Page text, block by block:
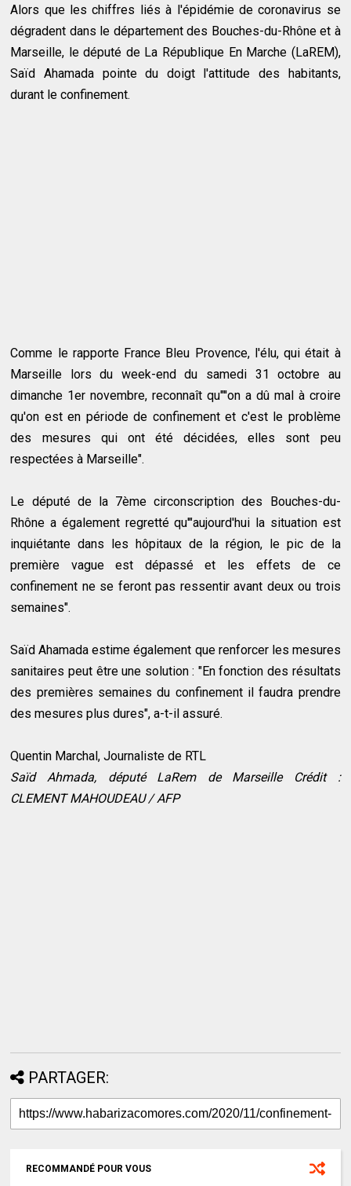
Alors que les chiffres liés à l'épidémie de coronavirus se
dégradent dans le département des Bouches-du-Rhône et à
Marseille, le député de La République En Marche (LaREM),
Saïd Ahamada pointe du doigt l'attitude des habitants,
durant le confinement.
Comme le rapporte France Bleu Provence, l'élu, qui était à
Marseille lors du week-end du samedi 31 octobre au
dimanche 1er novembre, reconnaît qu"''on a dû mal à croire
qu'on est en période de confinement et c'est le problème
des mesures qui ont été décidées, elles sont peu
respectées à Marseille".
Le député de la 7ème circonscription des Bouches-du-
Rhône a également regretté qu'"aujourd'hui la situation est
inquiétante dans les hôpitaux de la région, le pic de la
première vague est dépassé et les effets de ce
confinement ne se feront pas ressentir avant deux ou trois
semaines".
Saïd Ahamada estime également que renforcer les mesures
sanitaires peut être une solution : "En fonction des résultats
des premières semaines du confinement il faudra prendre
des mesures plus dures", a-t-il assuré.
Quentin Marchal, Journaliste de RTL
Saïd Ahmada, député LaRem de Marseille Crédit :
CLEMENT MAHOUDEAU / AFP
PARTAGER:
RECOMMANDÉ POUR VOUS